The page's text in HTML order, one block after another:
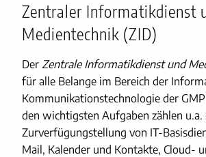
Zentraler Informatikdienst
Medientechnik (ZID)
Der Zentrale Informatikdienst und
für alle Belange im Bereich der
Kommunikationstechnologie der
den wichtigsten Aufgaben zählen u.a.
Zurverfügungstellung von IT-
Mail, Kalender und Kontakte, Cloud-